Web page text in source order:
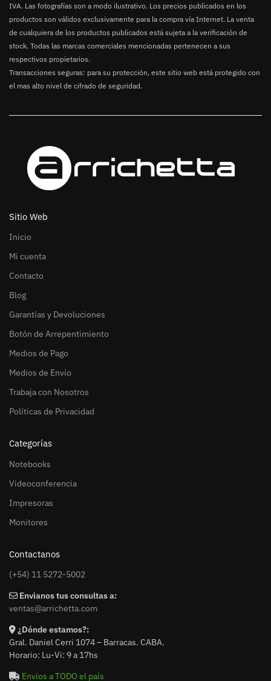
IVA. Las fotografías son a modo ilustrativo. Los precios publicados en los
productos son válidos exclusivamente para la compra vía Internet. La venta
de cualquiera de los productos publicados está sujeta a la verificación de
stock. Todas las marcas comerciales mencionadas pertenecen a sus
respectivos propietarios.
Transacciones seguras: para su protección, este sitio web está protegido con
el mas alto nivel de cifrado de seguridad.
Sitio Web
Inicio
Mi cuenta
Contacto
Blog
Garantías y Devoluciones
Botón de Arrepentimiento
Medios de Pago
Medios de Envío
Trabaja con Nosotros
Políticas de Privacidad
Categorías
Notebooks
Videoconferencia
Impresoras
Monitores
Contactanos
(+54) 11 5272-5002
Envianos tus consultas a:
ventas@arrichetta.com
¿Dónde estamos?:
Gral. Daniel Cerri 1074 – Barracas. CABA.
Horario: Lu-Vi: 9 a 17hs
Envíos a TODO el país